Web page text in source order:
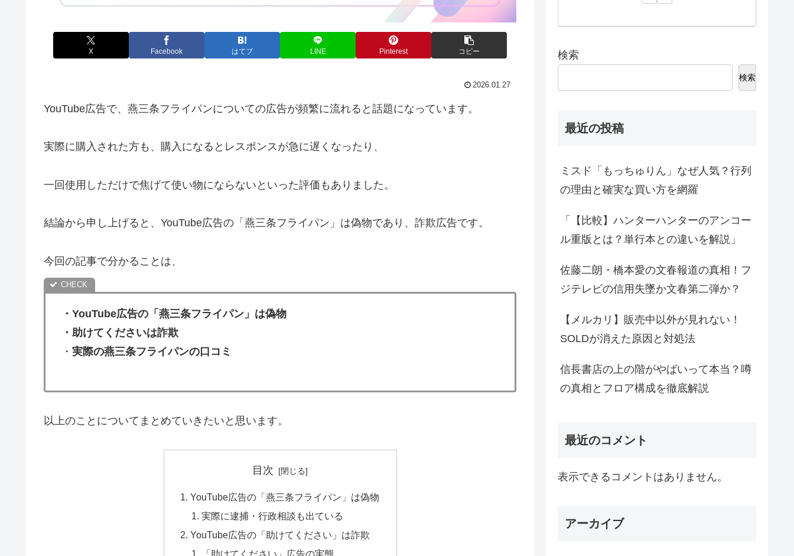
X Facebook はてブ LINE Pinterest コピー
2026.01.27
YouTube広告で、燕三条フライパンについての広告が頻繁に流れると話題になっています。
実際に購入された方も、購入になるとレスポンスが急に遅くなったり、
一回使用しただけで焦げて使い物にならないといった評価もありました。
結論から申し上げると、YouTube広告の「燕三条フライパン」は偽物であり、詐欺広告です。
今回の記事で分かることは、
・YouTube広告の「燕三条フライパン」は偽物
・助けてくださいは詐欺
・ 実際の燕三条フライパンの口コミ
以上のことについてまとめていきたいと思います。
目次
YouTube広告の「燕三条フライパン」は偽物
実際に逮捕・行政相談も出ている
YouTube広告の「助けてください」は詐欺
「助けてください」広告の実態
検索
検索
最近の投稿
ミスド「もっちゅりん」なぜ人気？行列
の理由と確実な買い方を網羅
「【比較】ハンターハンターのアンコー
ル重版とは？単行本との違いを解説」
佐藤二朗・橋本愛の文春報道の真相！フ
ジテレビの信用失墜か文春第二弾か？
【メルカリ】販売中以外が見れない！
SOLDが消えた原因と対処法
信長書店の上の階がやばいって本当？噂
の真相とフロア構成を徹底解説
最近のコメント
表示できるコメントはありません。
アーカイブ